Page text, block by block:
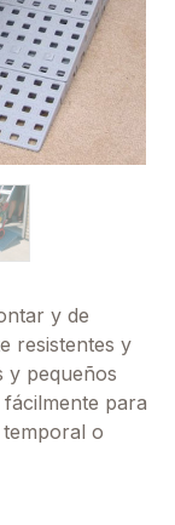
y de
resistentes y
y pequeños
para
o